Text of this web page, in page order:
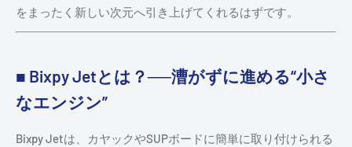
をまったく新しい次元へ引き上げてくれるはずです。
■ Bixpy Jetとは？──漕がずに進める“小さ
なエンジン”
Bixpy Jetは、カヤックやSUPボードに簡単に取り付けられる